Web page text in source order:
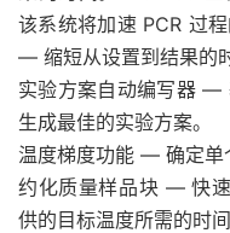
该系统将加速 PCR 过
— 缩短从设置到结果的
实验方案自动编写器 —
生成最佳的实验方案。
温度梯度功能 — 确定单
约化质量样品块 — 快
供的目标温度所需的时间